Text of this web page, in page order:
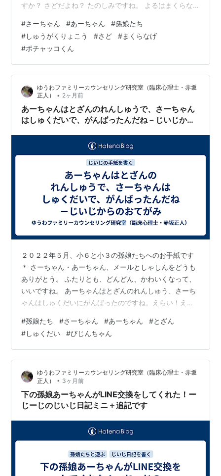
すか？ さどだよね？ たのしみですね。 よるはまくらな
んできてね。 あーちゃんは、となりにさーちゃんがいな
くても、ねむれるかな？ いつもけっぽっているさーちゃ
んがいなくてもだいじょうぶかな？ かわりにポチャッコ
くんをけるのかな？ たのしいおもいでができたら、こん
どきたときにおしえてね。 にいがたのじいじより
（2022．6 記） ＊ ２…
#さーちゃん #あーちゃん #孫娘たち
#しゅうがくりょこう #さど #まくらなげ
#ポチャッコくん
ゆうわファミリーカウンセリング研究室（臨床心理士・赤坂
正人）
• 2ヶ月前
あーちゃんはとざんのれんしゅうで、さーちゃん
はしゅくだいで、がんばったんだね－じいじから
２０２２年５月、小６と小３の孫娘たちへのお手紙です
＊ さーちゃん・あーちゃん、メールとしゃしんをどうも
ありがとう。 ふたりとも、どんどん、かわいくなって、
いいですね。 あーちゃんはとざんのれんしゅう、さーち
ゃんはしゅくだいにがんばったのですね。えらい！えら
なのに、すごいですね。 とざんはたいへんだけど、ちょ
うじょうから見るМのまちやたんぼはとてもきれいだと
思いますよ。 あーちゃんのおうちやМびょういんがみつ
かるかもしれませんね。たのしみですね。 さーちゃんは
しゅくだいがたいへんそうですね。 ６年生になると、さ
んすうはどんなないようを勉強す…
#孫娘たち #さーちゃん #あーちゃん #とざん
#しゅくだい #びじんちゃん
ゆうわファミリーカウンセリング研究室（臨床心理士・赤坂
正人）
• 3ヶ月前
下の孫娘あーちゃんがLINE交換をしてくれた！ー
じーじのじいじ日記ミニ＋追記です